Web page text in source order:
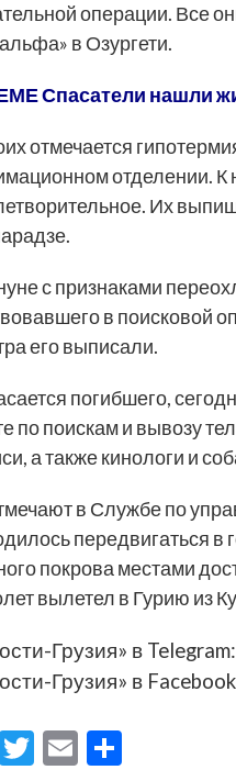
операции. Все
в Озургети.
Спасатели нашли
отмечается
отделении. К
Их
с признаками
в поисковой
его выписали.
погибшего,
по поискам и вывозу
а также кинологи и
в Службе по
передвигаться в
покрова местами
вылетел в Гурию из
Грузия» в Telegram:
Грузия» в
F
T
E